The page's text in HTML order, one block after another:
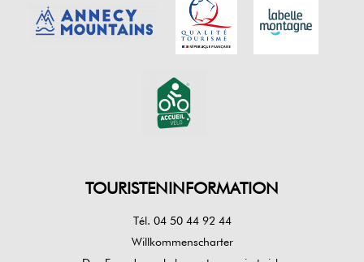
TOURISTENINFORMATION
Tél. 04 50 44 92 44
Willkommenscharter